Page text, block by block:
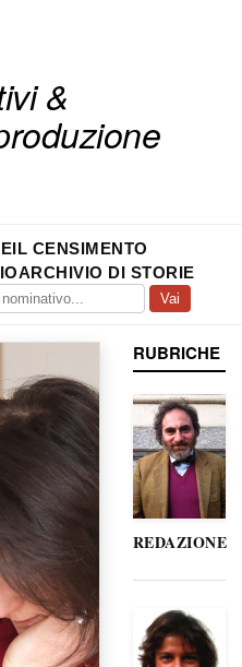
&
IL CENSIMENTO
ARCHIVIO DI STORIE
Vai
RUBRICHE
REDAZIONE